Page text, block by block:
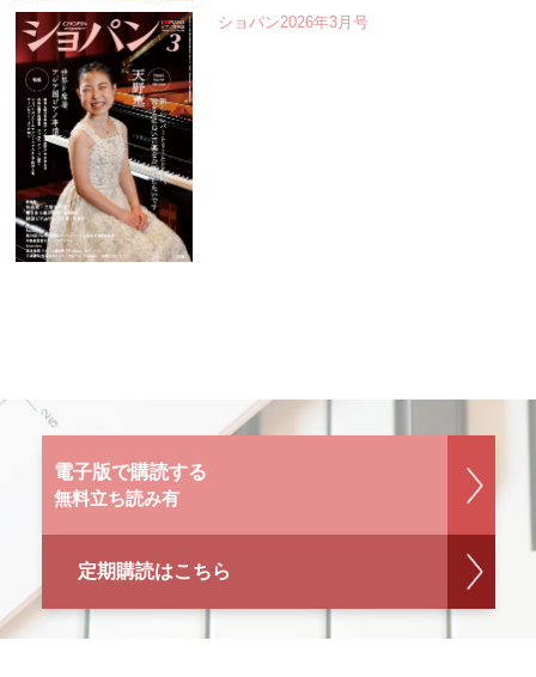
ショパン2026年3月号
電子版で購読する
無料立ち読み有
定期購読はこちら